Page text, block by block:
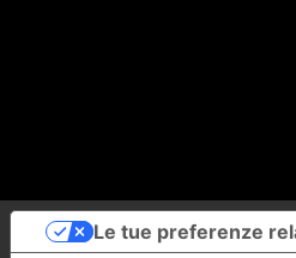
Le tue preferenze